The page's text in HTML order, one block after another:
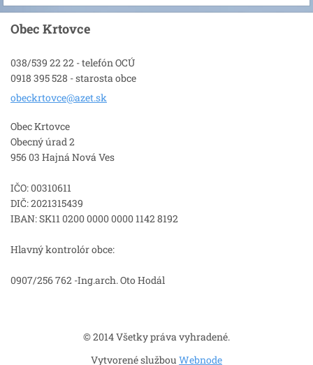
Obec Krtovce
038/539 22 22 - telefón OCÚ
0918 395 528 - starosta obce
obeckrtovce@azet.sk
Obec Krtovce
Obecný úrad 2
956 03 Hajná Nová Ves
IČO: 00310611
DIČ: 2021315439
IBAN: SK11 0200 0000 0000 1142 8192
Hlavný kontrolór obce:
0907/256 762 -Ing.arch. Oto Hodál
© 2014 Všetky práva vyhradené.
Vytvorené službou Webnode